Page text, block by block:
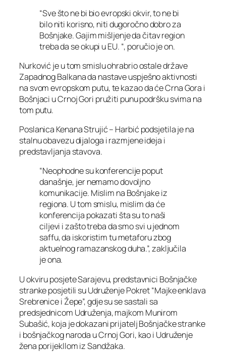
“Sve što ne bi bio evropski okvir, to ne bi
bilo niti korisno, niti dugoročno dobro za
Bošnjake. Gajim mišljenje da čitav region
treba da se okupi u EU. “, poručio je on.
Nurković je u tom smislu ohrabrio ostale države
Zapadnog Balkana da nastave uspješno aktivnosti
na svom evropskom putu, te kazao da će Crna Gora i
Bošnjaci u Crnoj Gori pružiti punu podršku svima na
tom putu.
Poslanica Kenana Strujić – Harbić podsjetila je na
stalnu obavezu dijaloga i razmjene ideja i
predstavljanja stavova.
“Neophodne su konferencije poput
današnje, jer nemamo dovoljno
komunikacije. Mislim na Bošnjake iz
regiona. U tom smislu, mislim da će
konferencija pokazati šta su to naši
ciljevi i zašto treba da smo svi u jednom
saffu, da iskoristim tu metaforu zbog
aktuelnog ramazanskog duha.”, zaključila
je ona.
U okviru posjete Sarajevu, predstavnici Bošnjačke
stranke posjetili su Udruženje Pokret “Majke enklava
Srebrenice i Žepe”, gdje su se sastali sa
predsjednicom Udruženja, majkom Munirom
Subašić, koja je dokazani prijatelj Bošnjačke stranke
i bošnjačkog naroda u Crnoj Gori, kao i Udruženje
žena porijekllom iz Sandžaka.